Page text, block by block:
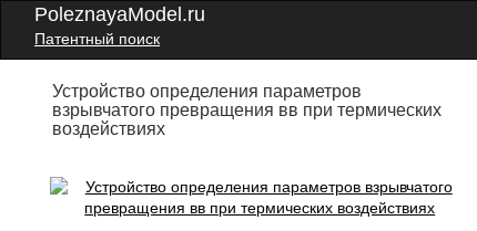
PoleznayaModel.ru
Патентный поиск
Устройство определения параметров
взрывчатого превращения вв при термических
воздействиях